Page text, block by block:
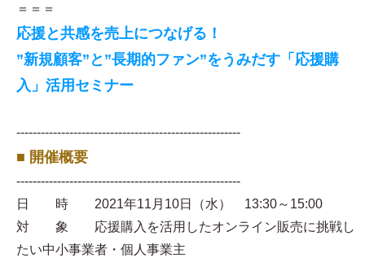
＝＝＝
応援と共感を売上につなげる！
”新規顧客”と”長期的ファン”をうみだす「応援購
入」活用セミナー
-------------------------------------------------------
■ 開催概要
-------------------------------------------------------
日 時 2021年11月10日（水） 13:30～15:00
対 象 応援購入を活用したオンライン販売に挑戦し
たい中小事業者・個人事業主